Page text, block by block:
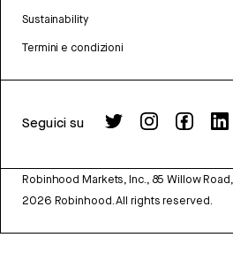
Sustainability
Termini e condizioni
Seguici su
Robinhood Markets, Inc., 85 Willow
2026 Robinhood. All rights reserved.